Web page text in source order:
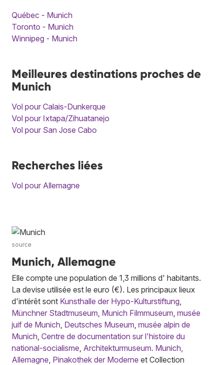
Québec - Munich
Toronto - Munich
Winnipeg - Munich
Meilleures destinations proches de
Munich
Vol pour Calais-Dunkerque
Vol pour Ixtapa/Zihuatanejo
Vol pour San Jose Cabo
Recherches liées
Vol pour Allemagne
source
Munich, Allemagne
Elle compte une population de 1,3 millions d' habitants.
La devise utilisée est le euro (€). Les principaux lieux
d'intérêt sont Kunsthalle der Hypo-Kulturstiftung
Münchner Stadtmuseum Munich Filmmuseum musée
juif de Munich Deutsches Museum musée alpin de
Munich Centre de documentation sur l'histoire du
national-socialisme Architekturmuseum. Munich,
Allemagne Pinakothek der Moderne et Collection